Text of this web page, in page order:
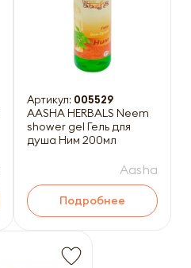
Артикул: 005529
AASHA HERBALS Neem
shower gel Гель для
душа Ним 200мл
Aasha
Подробнее